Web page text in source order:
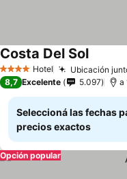
4 EstrellasHotel Ubicación
Costa Del SolVer
8,7 Excelente 5.097 a
Seleccioná las fechas
precios exactos
Opción popular